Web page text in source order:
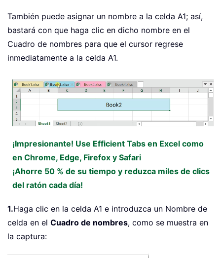
También puede asignar un nombre a la celda A1; así,
bastará con que haga clic en dicho nombre en el
Cuadro de nombres para que el cursor regrese
inmediatamente a la celda A1.
¡Impresionante! Use Efficient Tabs en Excel como
en Chrome, Edge, Firefox y Safari
¡Ahorre 50 % de su tiempo y reduzca miles de clics
del ratón cada día!
1.Haga clic en la celda A1 e introduzca un Nombre de
celda en el Cuadro de nombres, como se muestra en
la captura: